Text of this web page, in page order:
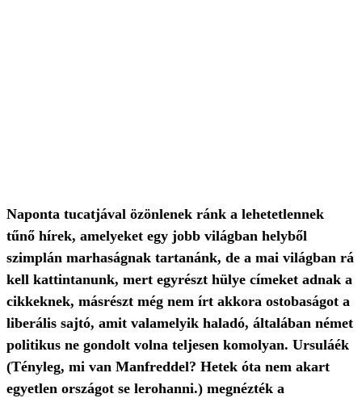
Naponta tucatjával özönlenek ránk a lehetetlennek
tűnő hírek, amelyeket egy jobb világban helyből
szimplán marhaságnak tartanánk, de a mai világban rá
kell kattintanunk, mert egyrészt hülye címeket adnak a
cikkeknek, másrészt még nem írt akkora ostobaságot a
liberális sajtó, amit valamelyik haladó, általában német
politikus ne gondolt volna teljesen komolyan. Ursuláék
(Tényleg, mi van Manfreddel? Hetek óta nem akart
egyetlen országot se lerohanni.) megnézték a